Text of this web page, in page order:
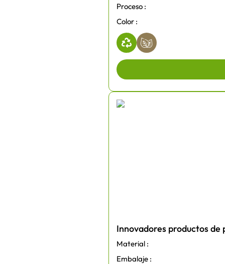
Proceso :
Color :
Innovadores productos de
Material :
Embalaje :